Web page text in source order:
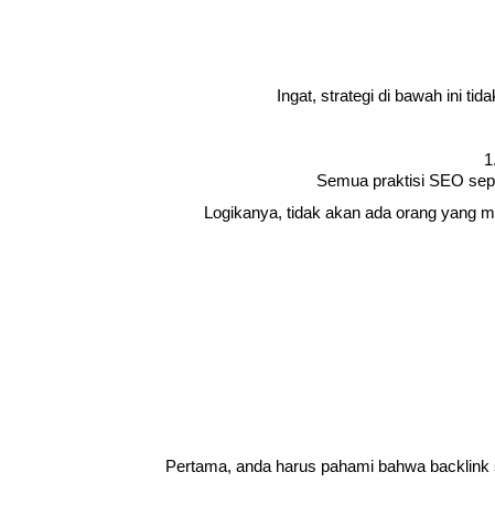
Ingat, strategi di bawah ini
Semua praktisi SEO
Logikanya, tidak akan ada orang yang
Pertama, anda harus pahami bahwa